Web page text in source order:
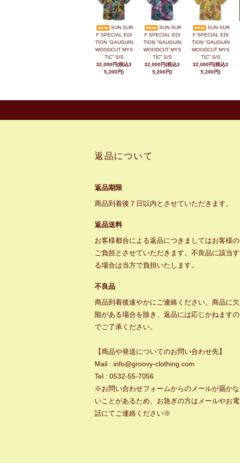
SUN SUR
F SPECIAL EDI
TION “GAUGUIN
WOODCUT MYS
TIC” S/S
32,000円(税込3
5,200円)
SUN SUR
F SPECIAL EDI
TION “GAUGUIN
WOODCUT MYS
TIC” S/S
32,000円(税込3
5,200円)
SUN SUR
F SPECIAL EDI
TION “GAUGUIN
WOODCUT MYS
TIC” S/S
32,000円(税込3
5,200円)
返品について
返品期限
商品到着後７日以内とさせていただきます。
返品送料
お客様都合による返品につきましてはお客様の
ご負担とさせていただきます。不良品に該当す
る場合は当方で負担いたします。
不良品
商品到着後速やかにご連絡ください。商品に欠
陥がある場合を除き、返品には応じかねますの
でご了承ください。
【商品や発送についてのお問い合わせ先】
Mail : info@groovy-clothing.com
Tel : 0532-55-7056
※お問い合わせフォームからのメールが届かな
いことがあるため、お急ぎの方はメールやお電
話にてご連絡ください※